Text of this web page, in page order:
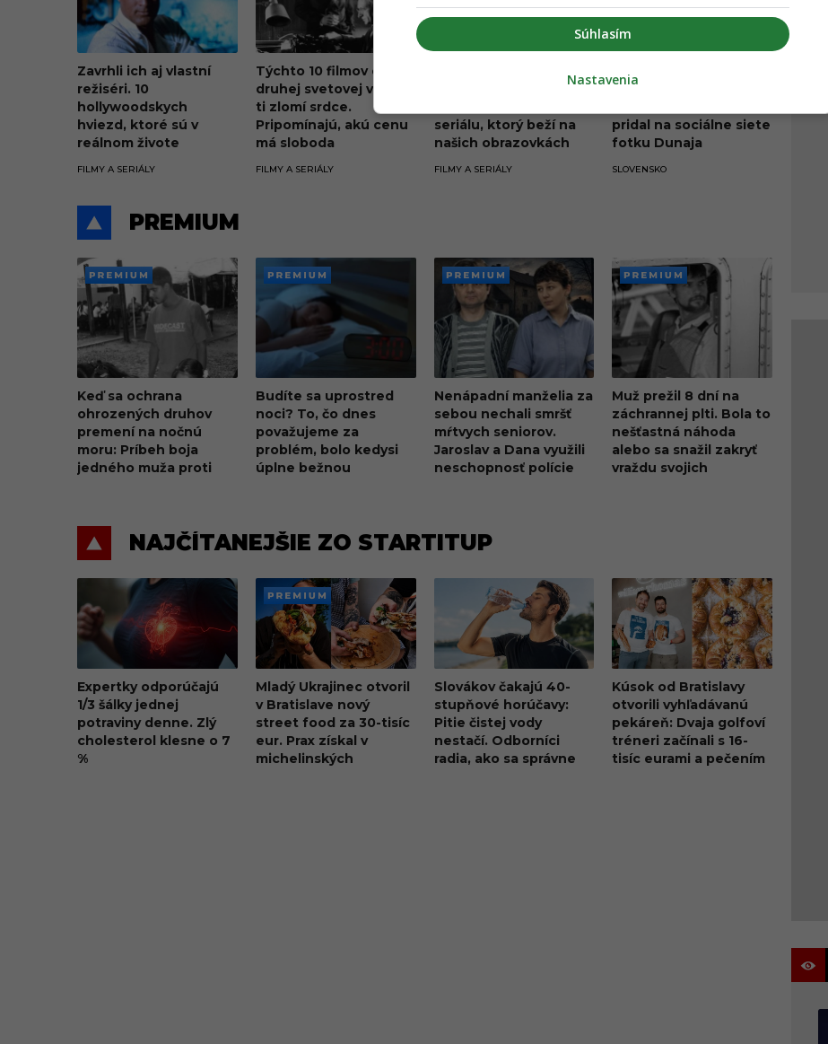
Zavrhli ich aj vlastní
režiséri. 10
hollywoodskych
hviezd, ktoré sú v
reálnom živote
považované za
FILMY A SERIÁLY
Týchto 10 filmov o
druhej svetovej vojne
ti zlomí srdce.
Pripomínajú, akú cenu
má sloboda
FILMY A SERIÁLY
seriálu, ktorý beží na
našich obrazovkách
FILMY A SERIÁLY
Hviezda Upírskych
denníkov na
pridal na sociálne siete
fotku Dunaja
SLOVENSKO
PREMIUM
PREMI
UM
Keď sa ochrana
ohrozených druhov
premení na nočnú
moru: Príbeh boja
jedného muža proti
PREMI
UM
Budíte sa uprostred
noci? To, čo dnes
považujeme za
problém, bolo kedysi
úplne bežnou
PREMI
UM
Nenápadní manželia za
sebou nechali smršť
mŕtvych seniorov.
Jaroslav a Dana využili
neschopnosť polície
PREMI
UM
Muž prežil 8 dní na
záchrannej plti. Bola to
nešťastná náhoda
alebo sa snažil zakryť
vraždu svojich
NAJČÍTANEJŠIE ZO STARTITUP
Expertky odporúčajú
1/3 šálky jednej
potraviny denne. Zlý
cholesterol klesne o 7
%
PREMI
UM
Mladý Ukrajinec otvoril
v Bratislave nový
street food za 30-tisíc
eur. Prax získal v
michelinských
Slovákov čakajú 40-
stupňové horúčavy:
Pitie čistej vody
nestačí. Odborníci
radia, ako sa správne
Kúsok od Bratislavy
otvorili vyhľadávanú
pekáreň: Dvaja golfoví
tréneri začínali s 16-
tisíc eurami a pečením
Súhlasím
Nastavenia